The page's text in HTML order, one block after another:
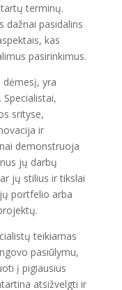
terminų.
dažnai pasidalins
kas
pasirinkimus.
yra
srityse,
ir
demonstruoja
jų darbų
jų stilius ir tikslai
portfelio arba
teikiamas
pasiūlymu,
į pigiausius
atsižvelgti ir